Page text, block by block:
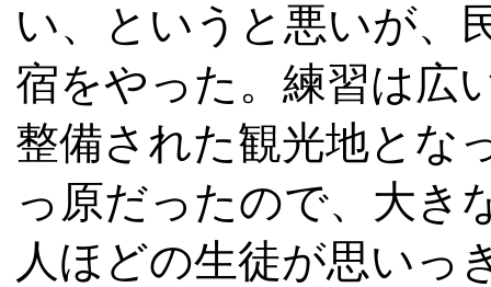
い、というと悪いが、
宿をやった。練習は広
整備された観光地とな
っ原だったので、大き
人ほどの生徒が思いっ